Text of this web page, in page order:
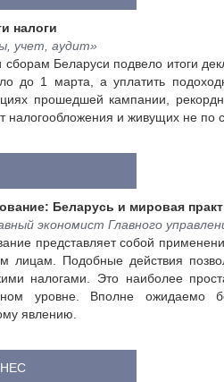
налоги
учет, аудит»
Беларуси подвело итоги
до 1 марта, а уплатить
прошедшей кампании,
и живущих не по
Беларусь и мировая
экономист Главного
представляет собой
лицам. Подобные действия
налогами. Это наиболее
уровне. Вполне ожидаемо
явлению.